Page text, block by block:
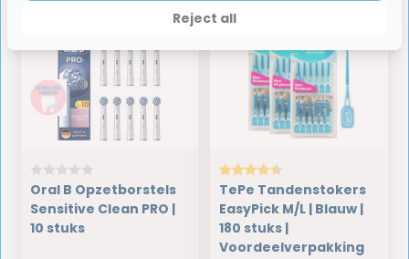
Oral B Opzetborstels
Sensitive Clean PRO |
10 stuks
Voordeelverpakking
TePe Tandenstokers
EasyPick M/L | Blauw |
180 stuks |
Voordeelverpakking
Reject all